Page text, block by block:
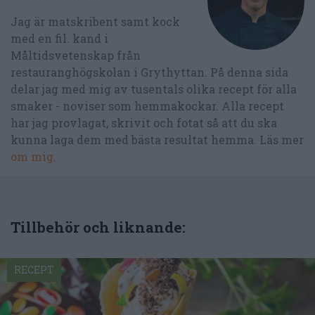
Jag är matskribent samt kock
med en fil. kand i
Måltidsvetenskap från
restauranghögskolan i Grythyttan. På denna sida
delar jag med mig av tusentals olika recept för alla
smaker - noviser som hemmakockar. Alla recept
har jag provlagat, skrivit och fotat så att du ska
kunna laga dem med bästa resultat hemma. Läs mer
om mig
Tillbehör och liknande:
RECEPT